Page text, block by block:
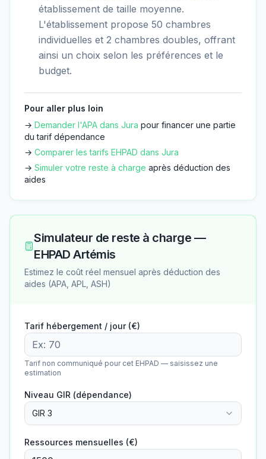
établissement de taille moyenne.
L'établissement propose 50 chambres
individuelles et 2 chambres doubles, offrant
ainsi un choix selon les préférences et le
budget.
Pour aller plus loin
→ Demander l'APA dans Jura pour financer une partie
du tarif dépendance
→ Comparer les tarifs EHPAD dans Jura
→ Simuler votre reste à charge après déduction des
aides
Simulateur de reste à charge —
EHPAD Artémis
Estimez le coût réel mensuel après déduction des
aides (APA, APL, ASH)
Tarif hébergement / jour (€)
Tarif non communiqué pour cet EHPAD — saisissez une
estimation
Niveau GIR (dépendance)
GIR 3
Ressources mensuelles (€)